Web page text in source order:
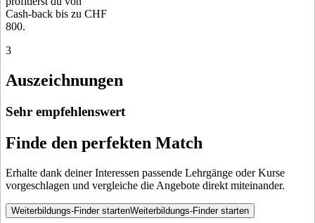
Cash-back bis zu CHF
800.
3
Auszeichnungen
Sehr empfehlenswert
Finde den perfekten Match
Erhalte dank deiner Interessen passende Lehrgänge oder Kurse
vorgeschlagen und vergleiche die Angebote direkt miteinander.
Weiterbildungs-Finder startenWeiterbildungs-Finder starten